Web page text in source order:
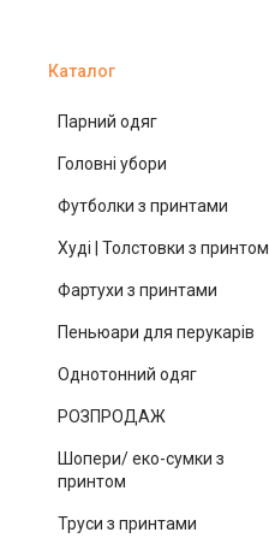
Каталог
Парний одяг
Головні убори
Футболки з принтами
Худі | Толстовки з принтом
Фартухи з принтами
Пеньюари для перукарів
Однотонний одяг
РОЗПРОДАЖ
Шопери/ еко-сумки з
принтом
Труси з принтами